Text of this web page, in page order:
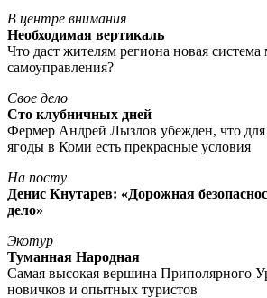
В центре внимания
Необходимая вертикаль
Что даст жителям региона новая система
самоуправления?
Свое дело
Сто клубничных дней
Фермер Андрей Лызлов убежден, что
ягоды в Коми есть прекрасные условия
На посту
Денис Кнутарев: «Дорожная
дело»
Экотур
Туманная Народная
Самая высокая вершина Приполярного
новичков и опытных туристов